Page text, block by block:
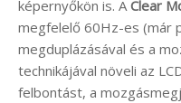
képernyőkön is. AClear
megfelelő 60Hz-es (már
megduplázásával és a
technikájával növeli az
felbontást, a